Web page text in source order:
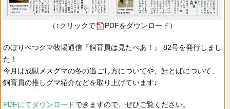
（↑クリックで PDFをダウンロード）
のぼりべつクマ牧場通信『飼育員は見たべあ！』 82号を発行しまし
た！
今月は成獣メスグマの冬の過ごし方についてや、鮭とばについて、
飼育員の推しグマ紹介などを取り上げています♪
PDFにてダウンロードできますので、ぜひご覧ください。